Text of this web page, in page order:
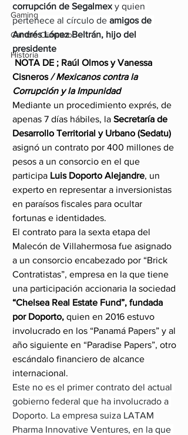
Gaming
Cambio Climatico
Historia
corrupción de Segalmex y quien
pertenece al círculo de amigos de
Andrés López Beltrán, hijo del
presidente
Cisneros / Mexicanos contra la
Corrupción y la Impunidad
Mediante un procedimiento exprés, de
apenas 7 días hábiles, la Secretaría de
Desarrollo Territorial y Urbano (Sedatu)
asignó un contrato por 400 millones de
pesos a un consorcio en el que
participa Luis Doporto Alejandre, un
experto en representar a inversionistas
en paraísos fiscales para ocultar
fortunas e identidades.
El contrato para la sexta etapa del
Malecón de Villahermosa fue asignado
a un consorcio encabezado por “Brick
Contratistas”, empresa en la que tiene
una participación accionaria la sociedad
“Chelsea Real Estate Fund”, fundada
por Doporto, quien en 2016 estuvo
involucrado en los “Panamá Papers” y al
año siguiente en “Paradise Papers”, otro
escándalo financiero de alcance
internacional.
Este no es el primer contrato del actual
gobierno federal que ha involucrado a
Doporto. La empresa suiza LATAM
Pharma Innovative Ventures, en la que